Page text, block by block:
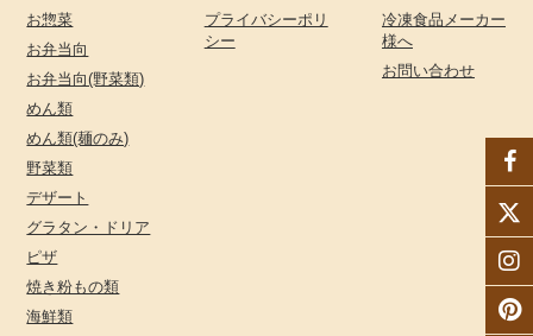
お惣菜
お弁当向
お弁当向(野菜類)
めん類
めん類(麺のみ)
野菜類
デザート
グラタン・ドリア
ピザ
焼き粉もの類
海鮮類
プライバシーポリ
シー
冷凍食品メーカー
様へ
お問い合わせ